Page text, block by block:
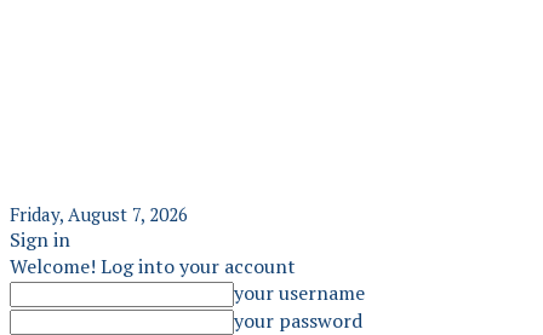
Friday, August 7, 2026
Sign in
Welcome! Log into your account
your username
your password